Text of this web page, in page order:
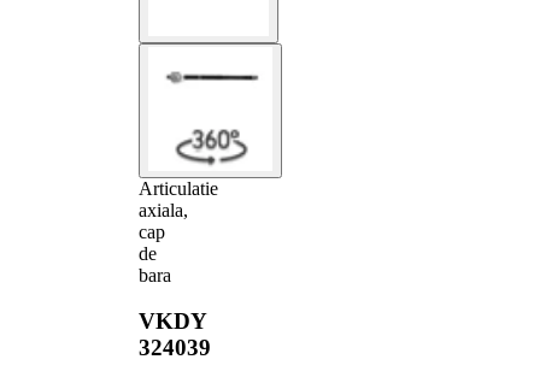
Articulatie
axiala,
cap
de
bara
VKDY
324039